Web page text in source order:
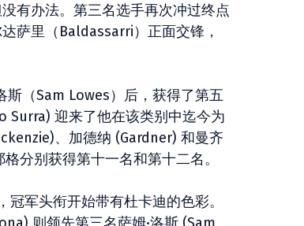
有办法。第三名选手再次冲过终点
萨里（Baldassarri）正面交锋，
斯（Sam Lowes）后，获得了第五
Surra) 迎来了他在该类别中迄今为
、加德纳 (Gardner) 和曼齐
分别获得第十一名和第十二名。
军头衔开始带有杜卡迪的色彩。